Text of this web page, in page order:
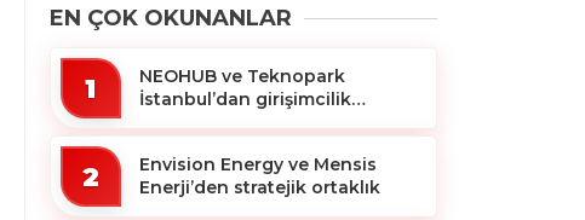
EN ÇOK OKUNANLAR
1
NEOHUB ve Teknopark
İstanbul’dan girişimcilik
2
Envision Energy ve Mensis
Enerji’den stratejik ortaklık